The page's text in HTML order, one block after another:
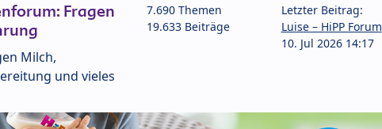
Fragen
Milch,
und vieles
7.690 Themen
19.633 Beiträge
Letzter Beitrag:
Luise – HiPP Forum
10. Jul 2026 14:17